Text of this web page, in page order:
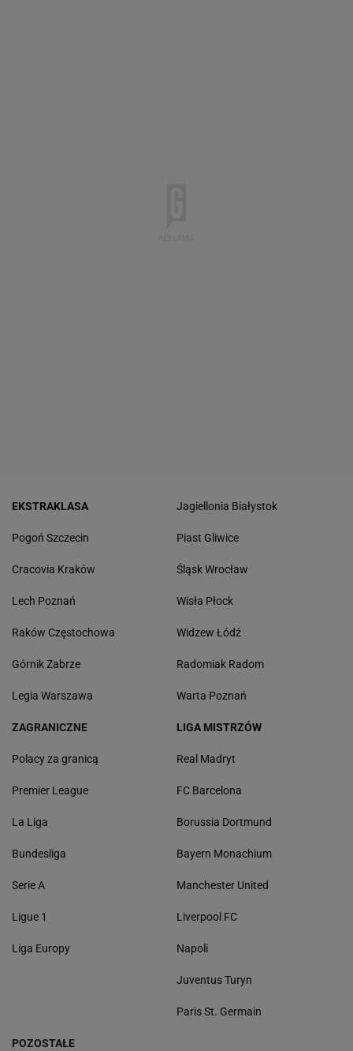
EKSTRAKLASA
Pogoń Szczecin
Cracovia Kraków
Lech Poznań
Raków Częstochowa
Górnik Zabrze
Legia Warszawa
Jagiellonia Białystok
Piast Gliwice
Śląsk Wrocław
Wisła Płock
Widzew Łódź
Radomiak Radom
Warta Poznań
ZAGRANICZNE
Polacy za granicą
Premier League
La Liga
Bundesliga
Serie A
Ligue 1
Liga Europy
LIGA MISTRZÓW
Real Madryt
FC Barcelona
Borussia Dortmund
Bayern Monachium
Manchester United
Liverpool FC
Napoli
Juventus Turyn
Paris St. Germain
POZOSTAŁE